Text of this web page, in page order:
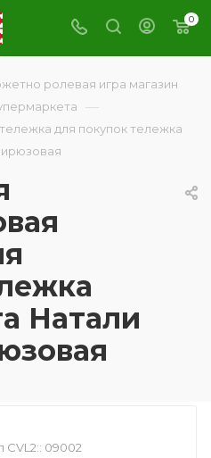
0
ролевая игра магазин
—
для покупок тележка
Натали
CVL2:: 09002